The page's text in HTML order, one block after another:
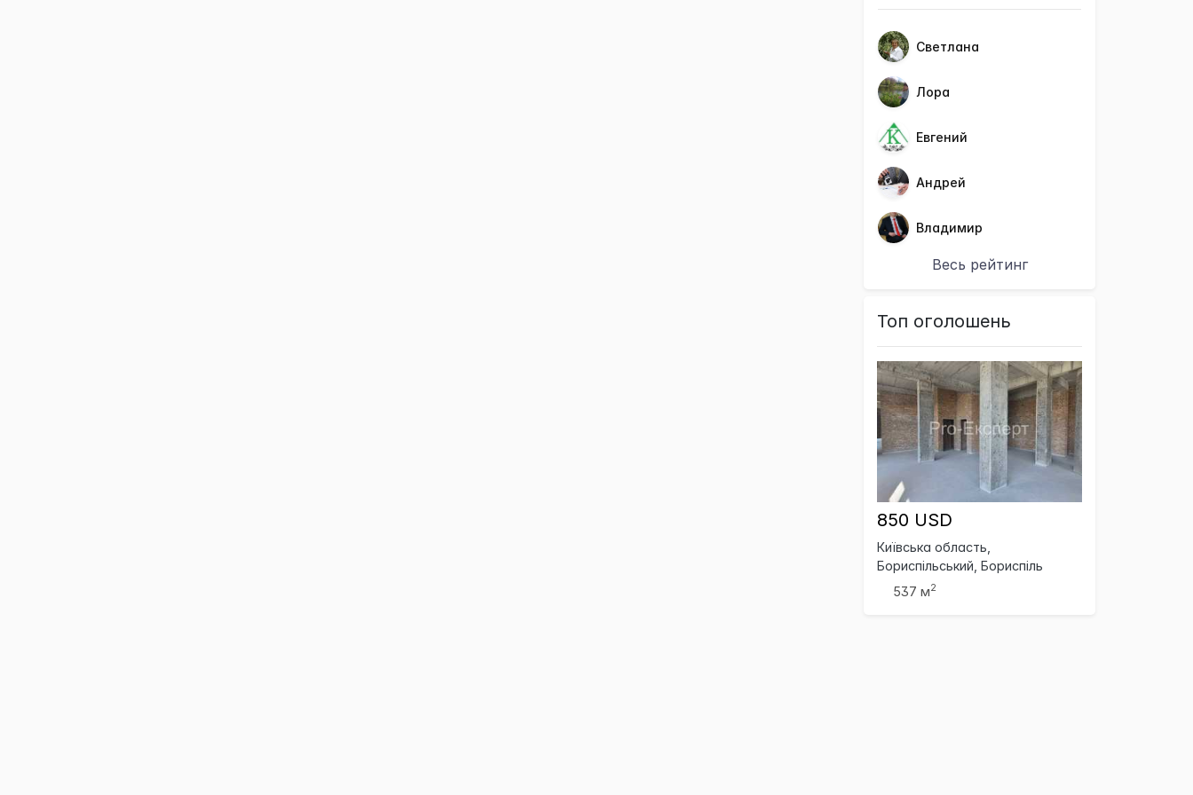
Светлана
Лора
Евгений
Андрей
Владимир
Весь рейтинг
Топ оголошень
850 USD
Київська область,
Бориспільський, Бориспіль
537 м2